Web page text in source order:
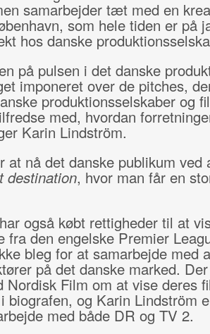
samarbejder tæt med en
som hele tiden er på
hos danske
på pulsen i det danske
imponeret over de pitches,
produktionsselskaber og
med, hvordan
Karin Lindström.
at nå det danske publikum
destination, hvor man får en
også købt rettigheder til at
fra den engelske Premier
bleg for at samarbejde med
på det danske marked.
Nordisk Film om at vise deres
og Karin Lindström
med både DR og TV 2.